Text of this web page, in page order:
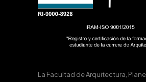
La Facultad de Arquitectura,